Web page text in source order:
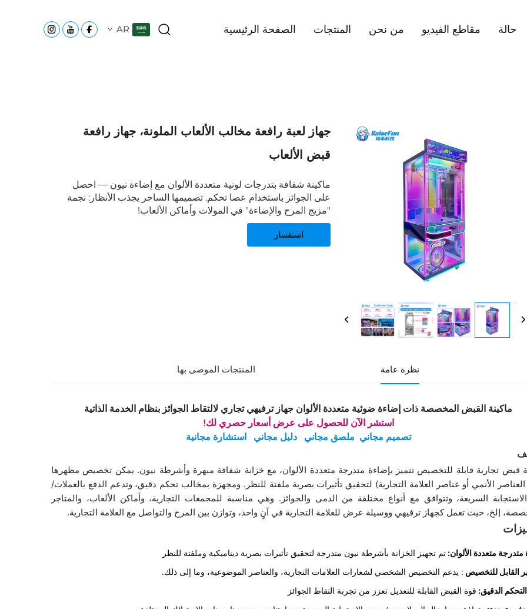
الصفحة الرئيسية المنتجات من نحن مقاطع الفيديو حالة AR
جهاز لعبة رافعة مخالب الألعاب الملونة، جهاز رافعة
قبض الألعاب
ماكينة شفافة بتدرجات لونية متعددة الألوان مع إضاءة نيون — احصل
على الجوائز باستخدام عصا تحكم. تصميمها الساحر يجذب الأنظار: نجمة
"مزيج المرح والإضاءة" في المولات وأماكن الألعاب!
استفسار
نظرة عامة المنتجات الموصى بها
ماكينة القبض المخصصة ذات إضاءة ضوئية متعددة الألوان جهاز ترفيهي تجاري لالتقاط الجوائز بنظام الخدمة الذاتية
استشر الآن للحصول على عرض أسعار حصري لك!
تصميم مجاني
ملصق مجاني دليل مجاني
استشارة مجانية
قبض تجارية قابلة للتخصيص تتميز بإضاءة متدرجة متعددة الألوان، مع خزانة شفافة مبهرة وأشرطة نيون. يمكن تخصيص مظهرها
الأنمي أو عناصر العلامة التجارية) لتحقيق تأثيرات بصرية ملفتة للنظر. ومجهزة بمخالب تحكم دقيق، وتدعم الدفع بالعملات/
السريعة، وتتوافق مع أنواع مختلفة من الدمى والجوائز. وهي مناسبة للمجمعات التجارية، وأماكن الألعاب، والمتاجر
إلخ، حيث تعمل كجهاز ترفيهي ووسيلة عرض للعلامة التجارية في آنٍ واحد، وتوازن بين المرح والتواصل مع العلامة التجارية.
متدرجة متعددة الألوان: تم تجهيز الخزانة بأشرطة نيون متدرجة لتحقيق تأثيرات بصرية ديناميكية وملفتة للنظر
القابل للتخصيص : يدعم التخصيص الشخصي لشعارات العلامات التجارية، والعناصر الموضوعية، وما إلى ذلك.
الدقيق: قوة القبض القابلة للتعديل تعزز من تجربة التقاط الجوائز